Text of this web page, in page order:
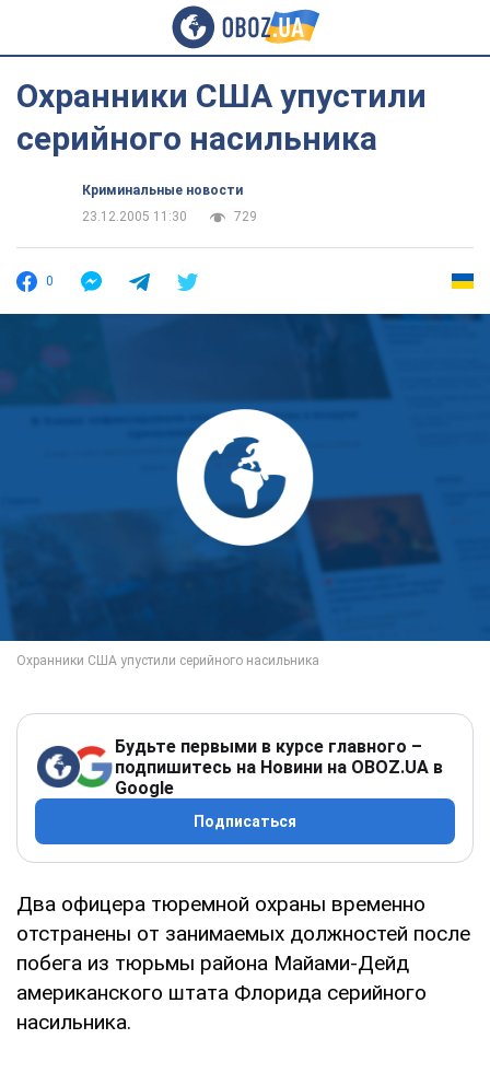
Охранники США упустили
серийного насильника
Криминальные новости
23.12.2005 11:30
729
0
Будьте первыми в курсе главного –
подпишитесь на Новини на OBOZ.UA в
Google
Подписаться
Два офицера тюремной охраны временно
отстранены от занимаемых должностей после
побега из тюрьмы района Майами-Дейд
американского штата Флорида серийного
насильника.